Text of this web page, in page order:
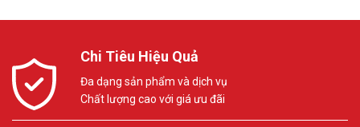
Chi Tiêu Hiệu Quả
Đa dạng sản phẩm và dịch vụ
Chất lượng cao với giá ưu đãi